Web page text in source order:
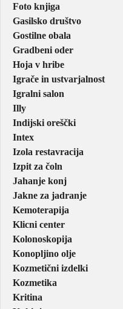
Foto knjiga
Gasilsko društvo
Gostilne obala
Gradbeni oder
Hoja v hribe
Igrače in ustvarjalnost
Igralni salon
Illy
Indijski oreščki
Intex
Izola restavracija
Izpit za čoln
Jahanje konj
Jakne za jadranje
Kemoterapija
Klicni center
Kolonoskopija
Konopljino olje
Kozmetični izdelki
Kozmetika
Kritina